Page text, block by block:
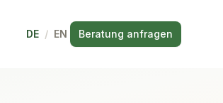
DE / EN Beratung anfragen